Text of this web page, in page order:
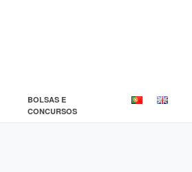
BOLSAS E
CONCURSOS